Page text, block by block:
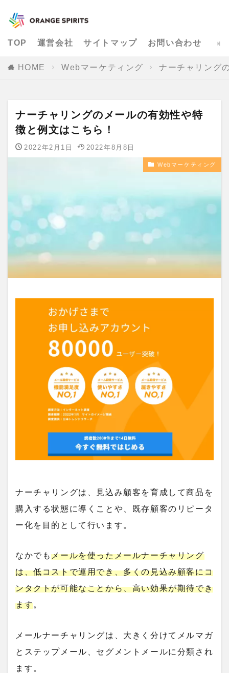
TOP 運営会社 サイトマップ お問い合わせ
HOME Webマーケティング ナーチャリング
ナーチャリングのメールの有効性や特
徴と例文はこちら！
2022年2月1日 2022年8月8日
Webマーケティング
ナーチャリングは、見込み顧客を育成して商品を
購入する状態に導くことや、既存顧客のリピータ
ー化を目的として行います。
なかでもメールを使ったメールナーチャリング
は、低コストで運用でき、多くの見込み顧客にコ
ンタクトが可能なことから、高い効果が期待でき
ます。
メールナーチャリングは、大きく分けてメルマガ
とステップメール、セグメントメールに分類され
ます。